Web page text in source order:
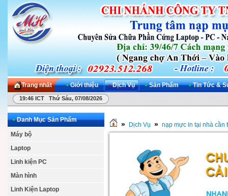
Trang nhất • Giới thiệu • Dịch Vụ • Sản Phẩm • Tin Tức &
19:46 ICT Thứ Sáu, 07/08/2026
• Danh Mục Sản Phẩm
Máy bộ
Laptop
Linh kiện PC
Màn hình
Linh Kiện Laptop
» Dịch Vụ » nạp mực in tại nhà cần